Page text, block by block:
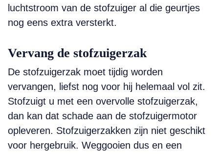
luchtstroom van de stofzuiger al die geurtjes
nog eens extra versterkt.
Vervang de stofzuigerzak
De stofzuigerzak moet tijdig worden
vervangen, liefst nog voor hij helemaal vol zit.
Stofzuigt u met een overvolle stofzuigerzak,
dan kan dat schade aan de stofzuigermotor
opleveren. Stofzuigerzakken zijn niet geschikt
voor hergebruik. Weggooien dus en een